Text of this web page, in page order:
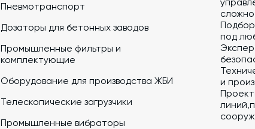
Пневмотранспорт
Дозаторы для бетонных заводов
Промышленные фильтры и
комплектующие
Оборудование для производства ЖБИ
Телескопические загрузчики
Промышленные вибраторы
под
и